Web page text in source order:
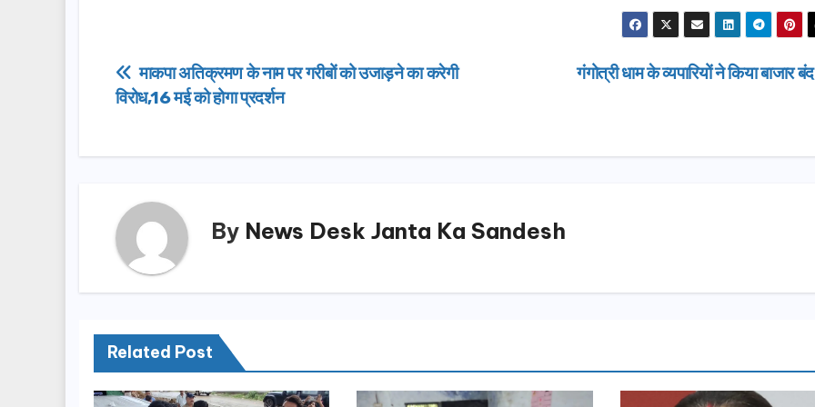
e
b
o
o
d
n
e
Post
navigation
गंगोत्री धाम के व्यपारियों ने किया बाजार बंद
माकपा अतिक्रमण के नाम पर गरीबों को उजाड़ने का करेगी
विरोध,16 मई को होगा प्रदर्शन
By News Desk Janta Ka Sandesh
Related Post
से जुड़ी 12
डीएम ने किया